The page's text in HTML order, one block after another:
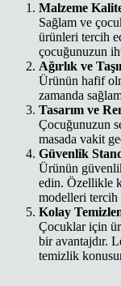
Malzeme
Sağlam ve
ürünleri tercih
çocuğunuzun
Ağırlık ve
Ürünün hafif
zamanda
Tasarım ve
Çocuğunuzun
masada vakit
Güvenlik
Ürünün
edin. Özellikle
modelleri tercih
Kolay
Çocuklar için
bir avantajdır.
temizlik